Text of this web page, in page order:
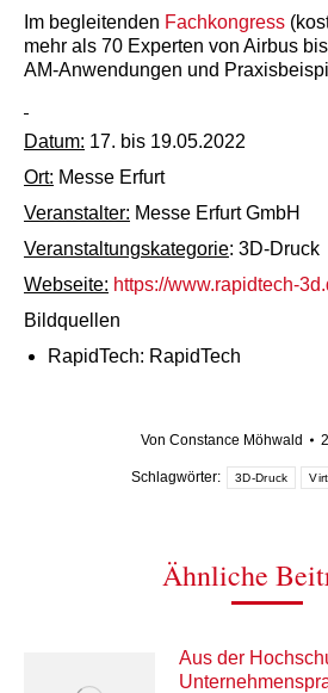
Im begleitenden Fachkongress
mehr als 70 Experten von Airbus
AM-Anwendungen und
Datum: 17. bis 19.05.2022
Ort: Messe Erfurt
Veranstalter: Messe Erfurt GmbH
Veranstaltungskategorie: 3D-Druck
Webseite: https://www.rapidtech-
Bildquellen
RapidTech: RapidTech
Von Constance Möhwald
Schlagwörter: 3D-Druck
Ähnliche
Aus der